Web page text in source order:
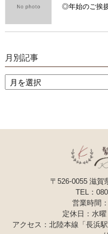
◎年始のご挨
月別記事
〒526-0055 滋賀
TEL：
営業時間
定休日：水
アクセス：北陸本線「長浜